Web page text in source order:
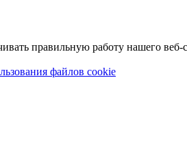
правильную работу нашего веб-
файлов cookie